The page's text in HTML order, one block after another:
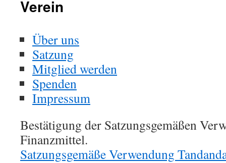
Verein
Über uns
Satzung
Mitglied werden
Spenden
Impressum
Bestätigung der Satzungsgemäßen
Finanzmittel.
Satzungsgemäße Verwendung